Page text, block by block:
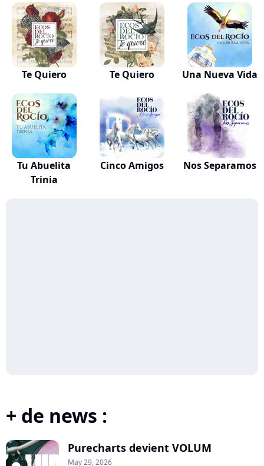
Te Quiero Te Quiero Una Nueva Vida
Tu Abuelita
Trinia
Cinco Amigos Nos Separamos
+ de news :
Purecharts devient VOLUM
May 29, 2026